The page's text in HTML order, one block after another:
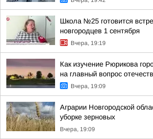
Школа №25 готовится
новгородцев 1 сентября
Вчера, 19:19
Как изучение Рюрикова
на главный вопрос
Вчера, 19:09
Аграрии Новгородской
уборке зерновых
Вчера, 19:09